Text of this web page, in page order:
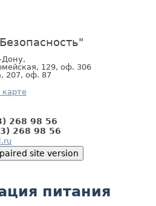
Дону,
129, оф. 306
207, оф. 87
карте
268 98 56
268 98 56
питания